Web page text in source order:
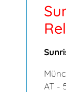
AT -